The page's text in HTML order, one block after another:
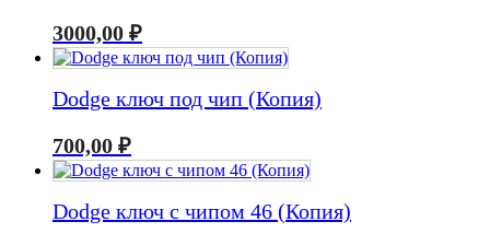
3000,00 ₽
Dodge ключ под чип (Копия)
700,00 ₽
Dodge ключ с чипом 46 (Копия)